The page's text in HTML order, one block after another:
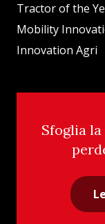
Tractor of the
Mobility
Innovation Agri
Sfoglia